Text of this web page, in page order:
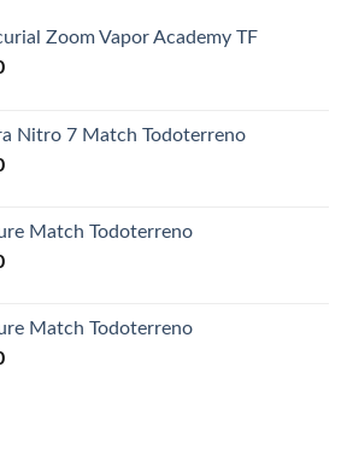
Zoom Vapor Academy TF
Nitro 7 Match Todoterreno
Match Todoterreno
Match Todoterreno